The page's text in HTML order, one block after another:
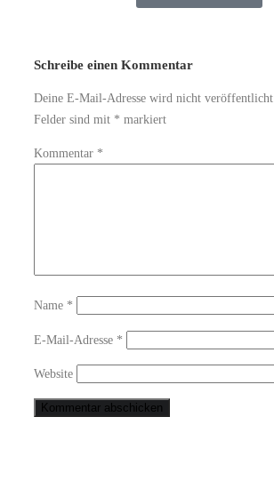
Schreibe einen Kommentar
Deine E-Mail-Adresse wird nicht veröffentlicht.
Felder sind mit * markiert
Kommentar *
Name *
E-Mail-Adresse *
Website